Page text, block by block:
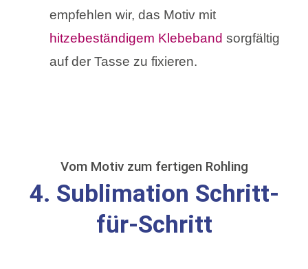
empfehlen wir, das Motiv mit
hitzebeständigem Klebeband sorgfältig
auf der Tasse zu fixieren.
Vom Motiv zum fertigen Rohling
4. Sublimation Schritt-
für-Schritt